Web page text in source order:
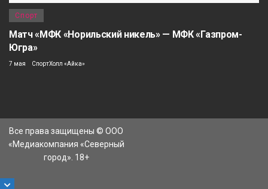
Спорт
Матч «МФК «Норильский никель» — МФК «Газпром-
Югра»
7 мая СпортХолл «Айка»
Все права защищены © ООО
«Медиакомпания «Северный
город». 18+